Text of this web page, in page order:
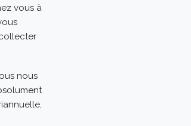
vous à
nous